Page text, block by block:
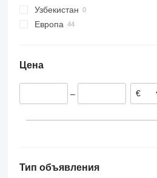
ZPS
ZWP
T683
T700
ZKO
ZWF
Узбекистан
Европа
Цена
–
Тип объявления